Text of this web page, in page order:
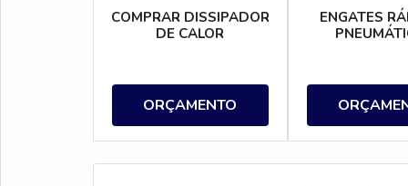
COMPRAR DISSIPADOR
DE CALOR
ORÇAMENTO
ENGATES